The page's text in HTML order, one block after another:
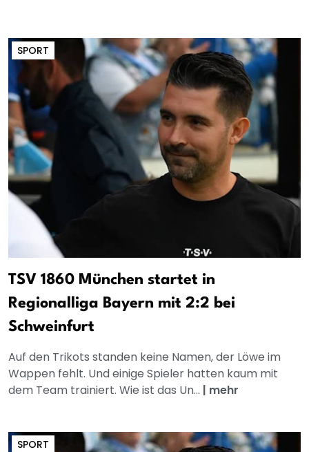
SPORT
TSV 1860 München startet in
Regionalliga Bayern mit 2:2 bei
Schweinfurt
Auf den Trikots standen keine Namen, der Löwe im
Wappen fehlt. Und einige Spieler hatten kaum mit
dem Team trainiert. Wie ist das Un... | mehr
SPORT